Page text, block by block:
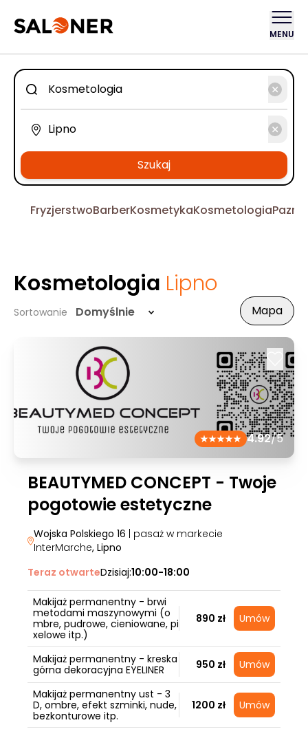
MENU
Szukaj
FryzjerstwoBarberKosmetykaKosmetologia
Kosmetologia Lipno
Sortowanie Domyślnie Mapa
4.92/5
BEAUTYMED CONCEPT - Twoje
pogotowie estetyczne
Wojska Polskiego 16 | pasaż w markecie
InterMarche, Lipno
Teraz otwarteDzisiaj:10:00-18:00
Makijaż permanentny - brwi
metodami maszynowymi (o
mbre, pudrowe, cieniowane, pi
xelowe itp.)
890 zł Umów
Makijaż permanentny - kreska
górna dekoracyjna EYELINER
950 zł Umów
Makijaż permanentny ust - 3
D, ombre, efekt szminki, nude,
bezkonturowe itp.
1200 zł Umów